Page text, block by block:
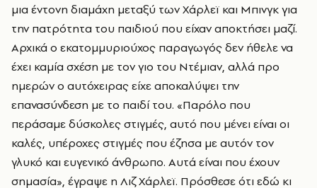
μια έντονη διαμάχη μεταξύ των Χάρλεϊ και Μπινγκ για
την πατρότητα του παιδιού που είχαν αποκτήσει μαζί.
Αρχικά ο εκατομμυριούχος παραγωγός δεν ήθελε να
έχει καμία σχέση με τον γιο του Ντέμιαν, αλλά προ
ημερών ο αυτόχειρας είχε αποκαλύψει την
επανασύνδεση με το παιδί του. «Παρόλο που
περάσαμε δύσκολες στιγμές, αυτό που μένει είναι οι
καλές, υπέροχες στιγμές που έζησα με αυτόν τον
γλυκό και ευγενικό άνθρωπο. Αυτά είναι που έχουν
σημασία», έγραψε η Λιζ Χάρλεϊ. Πρόσθεσε ότι εδώ κι